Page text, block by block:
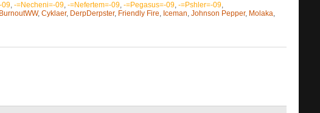
09, -=Necheni=-09, -=Nefertem=-09, -=Pegasus=-09, -=Pshler=-09,
BurnoutWW, Cyklaer, DerpDerpster, Friendly Fire, Iceman, Johnson Pepper, Molaka,